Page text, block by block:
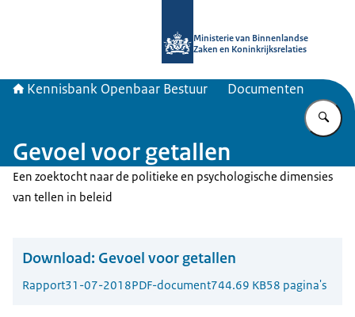
Ministerie van Binnenlandse
Zaken en Koninkrijksrelaties
Kennisbank Openbaar Bestuur Documenten
Gevoel voor getallen
Een zoektocht naar de politieke en psychologische dimensies
van tellen in beleid
Download: Gevoel voor getallen
Rapport31-07-2018PDF-document744.69 KB58 pagina's